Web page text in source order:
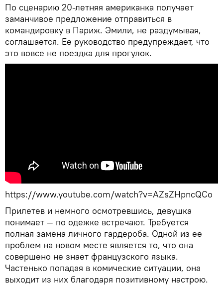
По сценарию 20-летняя американка получает
заманчивое предложение отправиться в
командировку в Париж. Эмили, не раздумывая,
соглашается. Ее руководство предупреждает, что
это вовсе не поездка для прогулок.
https://www.youtube.com/watch?v=AZsZHpncQCo
Прилетев и немного осмотревшись, девушка
понимает — по одежке встречают. Требуется
полная замена личного гардероба. Одной из ее
проблем на новом месте является то, что она
совершено не знает французского языка.
Частенько попадая в комические ситуации, она
выходит из них благодаря позитивному настрою.